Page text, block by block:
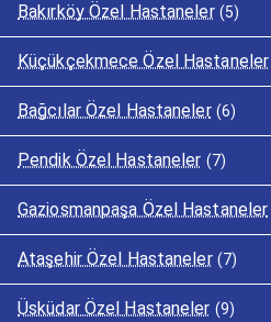
Bakırköy Özel Hastaneler (5)
Küçükçekmece Özel Hastaneler
Bağcılar Özel Hastaneler (6)
Pendik Özel Hastaneler (7)
Gaziosmanpaşa Özel Hastaneler
Ataşehir Özel Hastaneler (7)
Üsküdar Özel Hastaneler (9)